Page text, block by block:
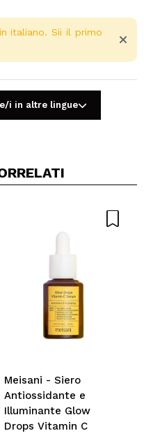
o una foto
Si
italiano. Sii il primo
i in altre lingue
Meisani - Siero
Antiossidante e
Illuminante Glow
Drops Vitamin C